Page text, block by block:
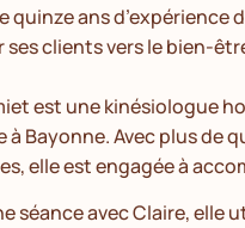
quinze ans
clients vers le bien-
est une kinésiologue
à Bayonne. Avec plus de
elle est engagée à
séance avec Claire,